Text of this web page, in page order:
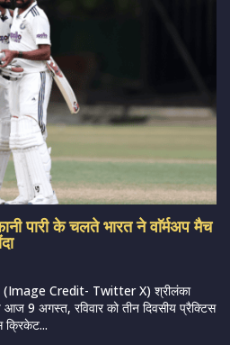
पारी के चलते भारत ने वाॅर्मअप मैच
Credit- Twitter X) श्रीलंका
9 अगस्त, रविवार को तीन दिवसीय प्रैक्टिस
क्रिकेट...